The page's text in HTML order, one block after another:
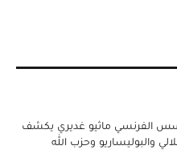
الفرنسي ماثيو غديري يكشف
والبوليساريو وحزب الله